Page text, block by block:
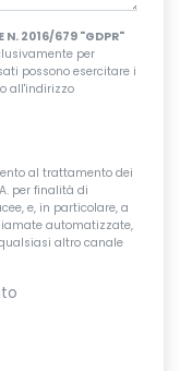
N. 2016/679 "GDPR"
per
possono esercitare i
all'indirizzo
al trattamento dei
per finalità di
e, in particolare, a
automatizzate,
altro canale